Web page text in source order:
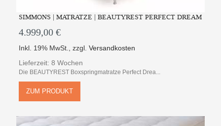
SIMMONS | MATRATZE | BEAUTYREST PERFECT DREAM
4.999,00 €
Inkl. 19% MwSt.,zzgl.Versandkosten
Lieferzeit: 8 Wochen
Die BEAUTYREST Boxspringmatratze Perfect Drea...
ZUM PRODUKT